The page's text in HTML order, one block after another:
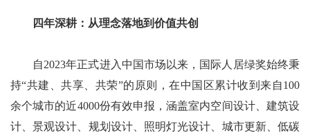
四年深耕：从理念落地到价值共创
自2023年正式进入中国市场以来，国际人居绿奖始终秉
持“共建、共享、共荣”的原则，在中国区累计收到来自100
余个城市的近4000份有效申报，涵盖室内空间设计、建筑设
计、景观设计、规划设计、照明灯光设计、城市更新、低碳